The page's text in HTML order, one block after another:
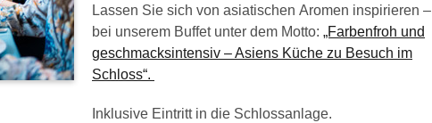
Lassen Sie sich von asiatischen Aromen inspirieren –
bei unserem Buffet unter dem Motto: „Farbenfroh und
geschmacksintensiv – Asiens Küche zu Besuch im
Schloss“.
Inklusive Eintritt in die Schlossanlage.